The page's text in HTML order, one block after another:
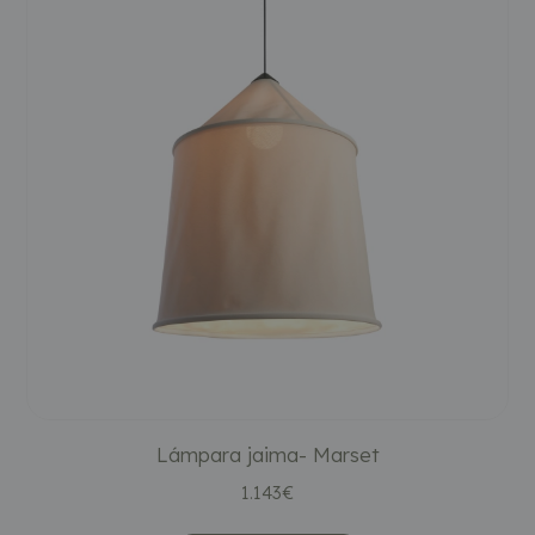
Lámpara jaima- Marset
1.143€